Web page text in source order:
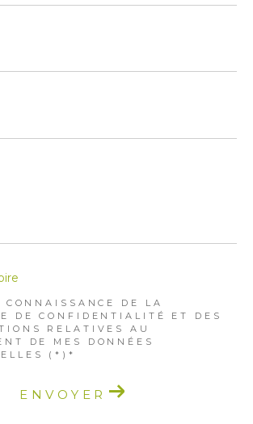
DE LA
DE CONFIDENTIALITÉ ET DES
RELATIVES AU
DE MES DONNÉES
(*)*
ENVOYER